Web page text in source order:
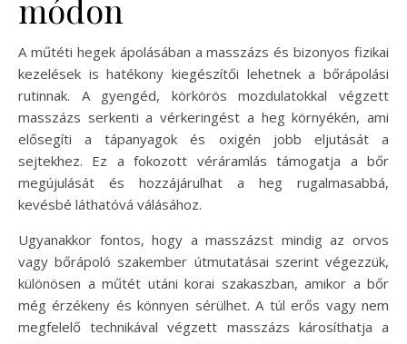
módon
A műtéti hegek ápolásában a masszázs és bizonyos fizikai
kezelések is hatékony kiegészítői lehetnek a bőrápolási
rutinnak. A gyengéd, körkörös mozdulatokkal végzett
masszázs serkenti a vérkeringést a heg környékén, ami
elősegíti a tápanyagok és oxigén jobb eljutását a
sejtekhez. Ez a fokozott véráramlás támogatja a bőr
megújulását és hozzájárulhat a heg rugalmasabbá,
kevésbé láthatóvá válásához.
Ugyanakkor fontos, hogy a masszázst mindig az orvos
vagy bőrápoló szakember útmutatásai szerint végezzük,
különösen a műtét utáni korai szakaszban, amikor a bőr
még érzékeny és könnyen sérülhet. A túl erős vagy nem
megfelelő technikával végzett masszázs károsíthatja a